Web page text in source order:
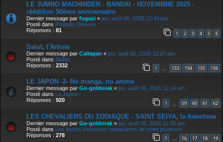
LE JUMBO MACHINDER - BANDAI - NOVEMBRE 2025 -
réédition 50ème anniversaire
Dernier message par fugazi « jeu. août 06, 2026 12:44 pm
Posté dans Produits Derives
Réponses : 81 1 2 3 4 5 6
Salut, l'Artiste
Dernier message par Callagan « jeu. août 06, 2026 12:27 pm
Posté dans Blabla
Réponses : 2332 1 153 154 155 156
LE JAPON -2- No manga, no anime
Dernier message par Go-goldorak « jeu. août 06, 2026 11:14 am
Posté dans Le Japon :
Réponses : 920 1 59 60 61 62
LES CHEVALIERS DU ZODIAQUE - SAINT SEIYA, la franchise
Dernier message par Go-goldorak « jeu. août 06, 2026 11:08 am
Posté dans Les autres émissions marquantes de notre jeunesse
Réponses : 278 1 … 16 17 18 19